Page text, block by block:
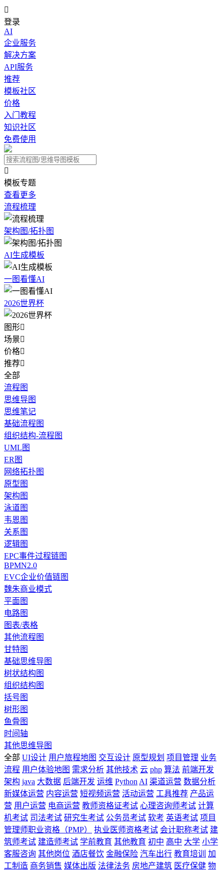

登录
AI
企业服务
解决方案
API服务
推荐
模板社区
价格
入门教程
知识社区
免费使用

模板专题
查看更多
流程梳理
架构图/拓扑图
AI生成模板
一图看懂AI
2026世界杯
图形
场景
价格
推荐
全部
流程图
思维导图
思维笔记
基础流程图
组织结构-流程图
UML图
ER图
网络拓扑图
原型图
架构图
泳道图
韦恩图
关系图
逻辑图
EPC事件过程链图
BPMN2.0
EVC企业价值链图
魏朱商业模式
平面图
电路图
图表/表格
其他流程图
甘特图
基础思维导图
树状结构图
组织结构图
括号图
树形图
鱼骨图
时间轴
其他思维导图
全部 UI设计 用户旅程地图 交互设计 原型规划 项目管理 业务
流程 用户体验地图 需求分析 其他技术 云 php 算法 前端开发
架构 java 大数据 后端开发 运维 Python AI 渠道运营 数据分析
新媒体运营 内容运营 短视频运营 活动运营 工具推荐 产品运
营 用户运营 电商运营 教师资格证考试 心理咨询师考试 计算
机考试 司法考试 研究生考试 公务员考试 软考 英语考试 项目
管理师职业资格（PMP）
执业医师资格考试 会计职称考试 建
筑师考试 建造师考试 学前教育 其他教育 初中 高中 大学 小学
客服咨询 其他岗位 酒店餐饮 金融保险 汽车出行 教育培训
加
工制造 商务销售 媒体出版 法律法务 房地产建筑 医疗保健 物